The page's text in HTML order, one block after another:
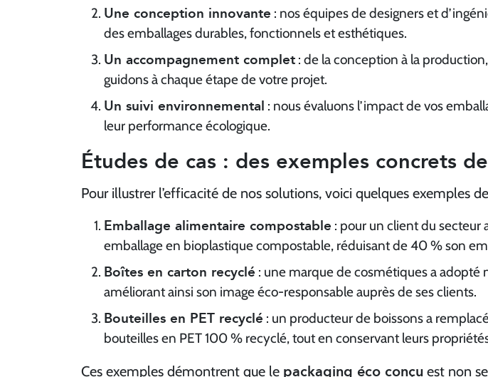
Une conception innovante : nos équipes de designers et
des emballages durables, fonctionnels et esthétiques.
Un accompagnement complet : de la conception à la
guidons à chaque étape de votre projet.
Un suivi environnemental : nous évaluons l’impact de vos
leur performance écologique.
Études de cas : des exemples concrets
Pour illustrer l’efficacité de nos solutions, voici quelques exemples
Emballage alimentaire compostable : pour un client du secteur
emballage en bioplastique compostable, réduisant de 40 % son
Boîtes en carton recyclé : une marque de cosmétiques a adopté
améliorant ainsi son image éco-responsable auprès de ses clients.
Bouteilles en PET recyclé : un producteur de boissons a
bouteilles en PET 100 % recyclé, tout en conservant leurs
Ces exemples démontrent que le packaging éco conçu est non